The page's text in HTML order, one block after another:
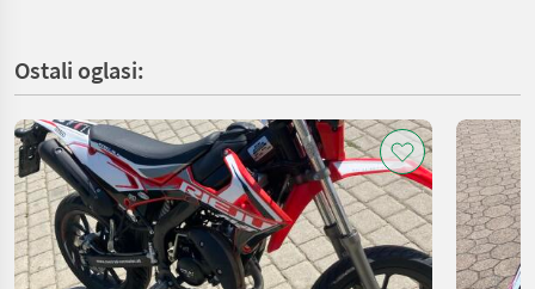
Ostali oglasi: